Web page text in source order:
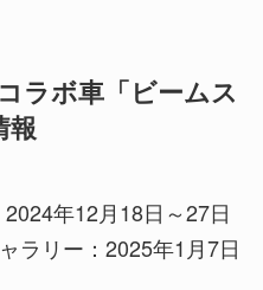
ラボ車「ビームス
報
年12月18日～27日
ラリー：2025年1月7日